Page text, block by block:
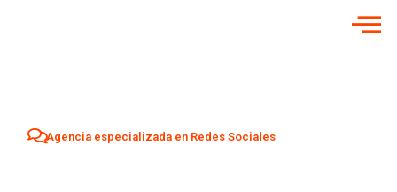
Agencia especializada en Redes Sociales